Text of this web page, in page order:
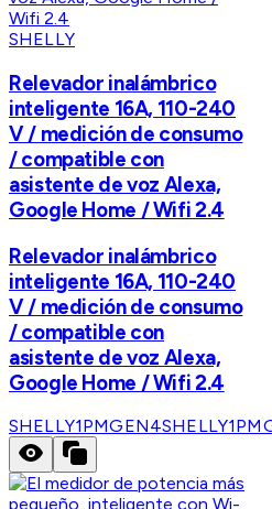
SHELLY
Relevador inalámbrico
inteligente 16A, 110-240
V / medición de consumo
/ compatible con
asistente de voz Alexa,
Google Home / Wifi 2.4
Relevador inalámbrico
inteligente 16A, 110-240
V / medición de consumo
/ compatible con
asistente de voz Alexa,
Google Home / Wifi 2.4
SHELLY1PMGEN4